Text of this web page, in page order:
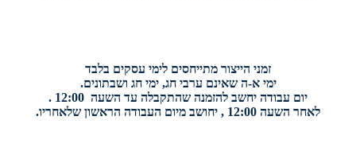
זמני הייצור מתייחסים לימי עסקים בלבד
ימי א-ה שאינם ערבי חג, ימי חג ושבתונים.
יום עבודה יחשב להזמנה שהתקבלה עד השעה 12:00 .
לאחר השעה 12:00 , יחושב מיום העבודה הראשון שלאחריו.